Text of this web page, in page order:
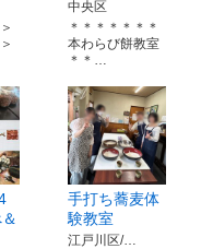
中央区
＊＊＊＊＊＊＊
本わらび餅教室
＊＊…
手打ち蕎麦体
験教室
江戸川区/…